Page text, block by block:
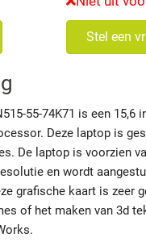
Stel een
55-74K71 is een 15,6
Deze laptop is
De laptop is voorzien
en wordt
grafische kaart is zeer
of het maken van 3d